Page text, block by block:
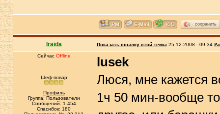
сохранить
Iraida Показать ссылку этой темы 25.12.2008 - 09:34
Сейчас Offline
Шеф-повар
Профиль
Группа: Пользователи
Сообщений: 1 454
Спасибок: 180
lusek
Люся, мне кажется
1ч 50 мин-вообще